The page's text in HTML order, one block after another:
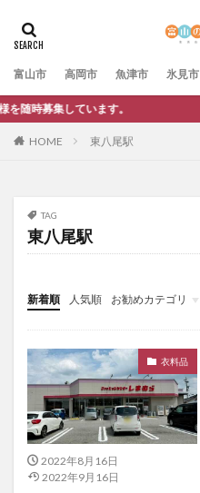
富山市 高岡市 魚津市 氷見市
ます。
HOME 東八尾駅
TAG
東八尾駅
新着順 人気順 お勧めカテゴリ
未分類
衣料品
2022年8月16日
2022年9月16日